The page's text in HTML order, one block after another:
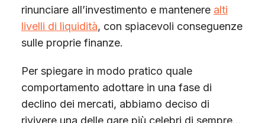
rinunciare all’investimento e mantenere alti
livelli di liquidità, con spiacevoli conseguenze
sulle proprie finanze.
Per spiegare in modo pratico quale
comportamento adottare in una fase di
declino dei mercati, abbiamo deciso di
rivivere una delle gare più celebri di sempre…